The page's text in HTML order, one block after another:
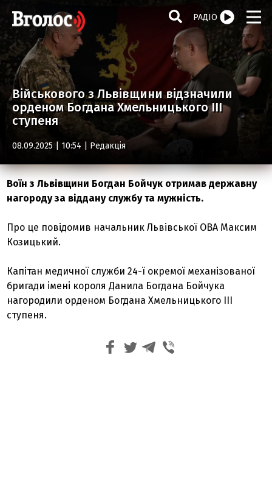
РАДІО
Військового з Львівщини відзначили
орденом Богдана Хмельницького ІІІ
ступеня
08.09.2025 | 10:54 | Редакція
Воїн з Львівщини Богдан Бойчук отримав державну
нагороду за віддану службу та мужність.
Про це повідомив начальник Львівської ОВА Максим
Козицький.
Капітан медичної служби 24-ї окремої механізованої
бригади імені короля Данила Богдана Бойчука
нагородили орденом Богдана Хмельницького ІІІ
ступеня.